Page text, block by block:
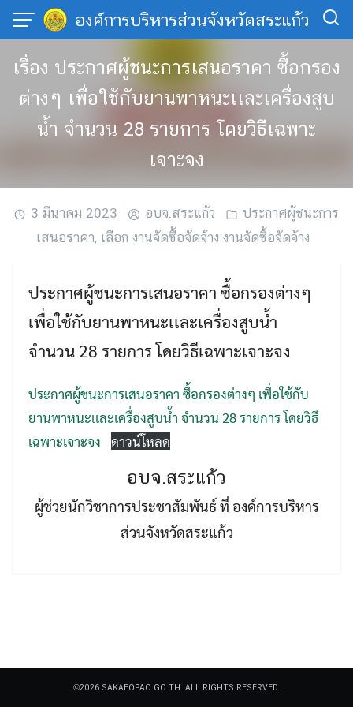
Skip
content
องค์การบริหารส่วนจังหวัดสระแก้ว
Search
เรื่อง ประกาศผู้ชนะการเสนอราคา ซื้อกรอง
ต่างๆ เพื่อใช้กับยานพาหนะเเละเครื่องสูบ
น้ำ จำนวน 28 รายการ โดยวิธีเฉพาะ
เจาะจง
3 มีนาคม 2023 อบจ.สระแก้ว
ประกาศผู้ชนะการ
เสนอราคา, เลือก งานจัดซื้อจัดจ้าง งานจัดซื้อจัดจ้าง
ประกาศผู้ชนะการเสนอราคา ซื้อกรองต่างๆ
เพื่อใช้กับยานพาหนะเเละเครื่องสูบน้ำ
จำนวน 28 รายการ โดยวิธีเฉพาะเจาะจง
ประกาศผู้ชนะการเสนอราคา ซื้อกรองต่างๆ เพื่อใช้กับ
ยานพาหนะเเละเครื่องสูบน้ำ จำนวน 28 รายการ โดยวิธี
เฉพาะเจาะจง
ดาวน์โหลด
อบจ.สระแก้ว
ผู้ช่วยนักวิชาการประชาสัมพันธ์ ที่ องค์การบริหาร
ส่วนจังหวัดสระแก้ว
©2026 SAKAEOPAO.GO.TH. ALL RIGHTS RESERVED.